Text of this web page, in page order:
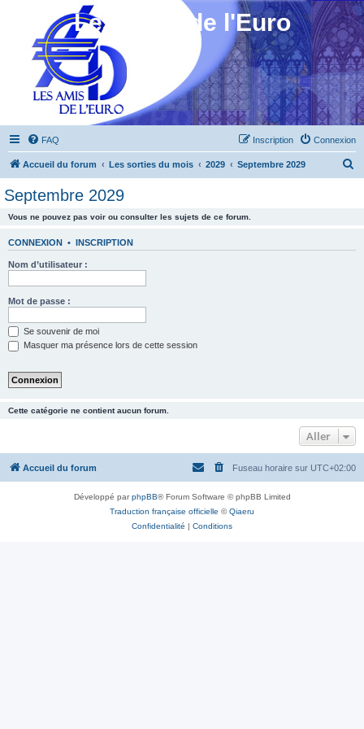
Les Amis de l'Euro
FAQ Connexion
Inscription
Accueil du forum Les sorties du mois 2029 Septembre 2029
Septembre 2029
Vous ne pouvez pas voir ou consulter les sujets de ce forum.
CONNEXION • INSCRIPTION
Nom d’utilisateur :
Mot de passe :
Se souvenir de moi
Masquer ma présence lors de cette session
Cette catégorie ne contient aucun forum.
Aller
Accueil du forum Fuseau horaire sur UTC+02:00
Développé parphpBB® Forum Software © phpBB Limited
Traduction française officielle ©Qiaeru
Confidentialité | Conditions